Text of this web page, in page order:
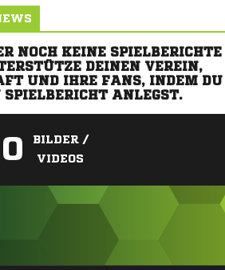
NOCH KEINE SPIELBERICHTE
DEINEN VEREIN,
UND IHRE FANS, INDEM DU
SPIELBERICHT ANLEGST.
0
BILDER /
VIDEOS